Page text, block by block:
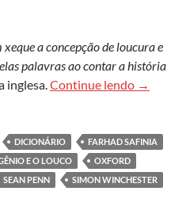
xeque a concepção de loucura e
palavras ao contar a história
inglesa.Continue lendo A
→
DICIONÁRIO
FARHAD SAFINIA
E O LOUCO
OXFORD
SEAN PENN
SIMON WINCHESTER